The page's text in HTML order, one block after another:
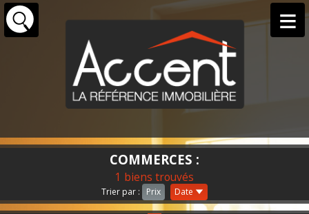
COMMERCES :
1 biens trouvés
Trier par : Prix Date